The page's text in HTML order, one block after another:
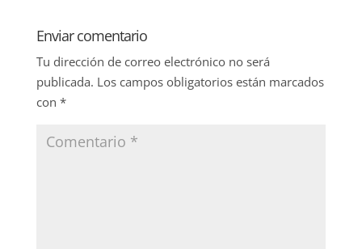
Enviar comentario
Tu dirección de correo electrónico no será
publicada. Los campos obligatorios están marcados
con *